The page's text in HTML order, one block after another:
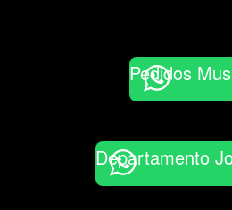
Pedidos
Departamento